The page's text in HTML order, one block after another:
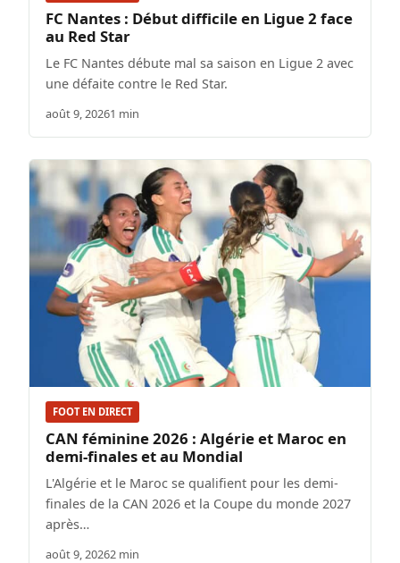
FC Nantes : Début difficile en Ligue 2 face
au Red Star
Le FC Nantes débute mal sa saison en Ligue 2 avec
une défaite contre le Red Star.
août 9, 20261 min
FOOT EN DIRECT
CAN féminine 2026 : Algérie et Maroc en
demi-finales et au Mondial
L'Algérie et le Maroc se qualifient pour les demi-
finales de la CAN 2026 et la Coupe du monde 2027
après…
août 9, 20262 min